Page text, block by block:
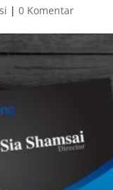
|0 Komentar